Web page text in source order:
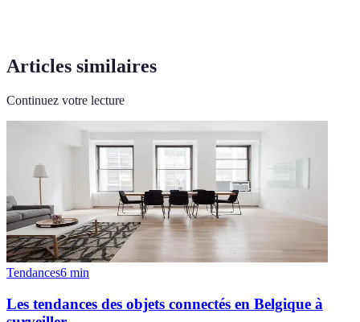
Articles similaires
Continuez votre lecture
Tendances6 min
Les tendances des objets connectés en Belgique à